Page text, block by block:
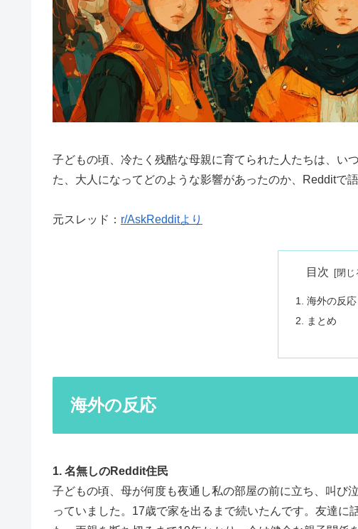
子どもの頃、冷たく残酷な母親に育てられた人たちは、い
た、大人になってどのような影響があったのか、Redditで
元スレッド： r/AskRedditより
目次
海外の反応
まとめ
海外の反応
1. 名無しのReddit住民
子どもの頃、母が何度も夜通し私の部屋の前に立ち、叫び
っていました。17歳で家を出るまで続いたんです。友達に